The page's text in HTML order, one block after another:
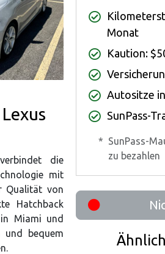
Monat
Kaution:
Autositze
SunPass-
* SunPass-
zu bezahlen
die
mit
Qualität von
Hatchback
Miami und
und bequem